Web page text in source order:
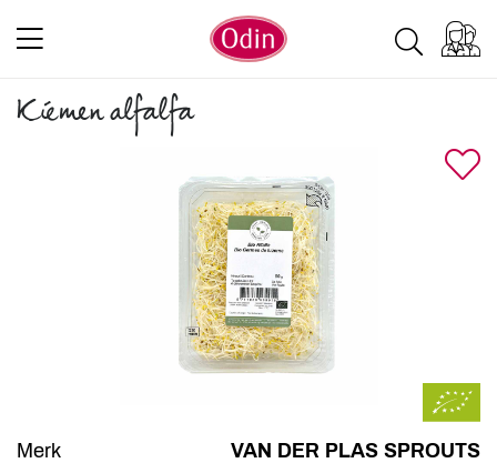
Kiemen alfalfa
Merk
VAN DER PLAS SPROUTS